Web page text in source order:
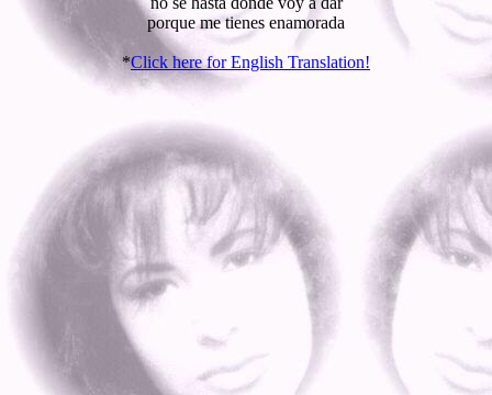
porque me tienes enamorada
*Click here for English Translation!